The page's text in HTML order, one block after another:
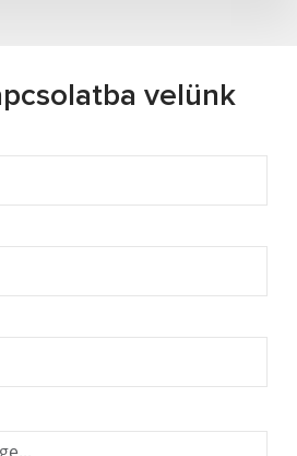
velünk